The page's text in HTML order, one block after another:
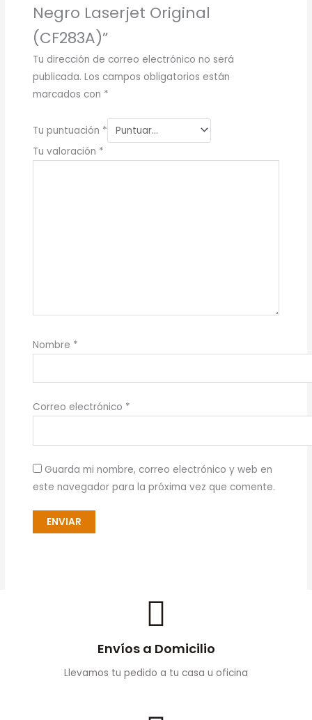
Negro Laserjet Original
(CF283A)”
Tu dirección de correo electrónico no será
publicada. Los campos obligatorios están
marcados con *
Tu puntuación *
Tu valoración *
Nombre *
Correo electrónico *
Guarda mi nombre, correo electrónico y web en
este navegador para la próxima vez que comente.
Envíos a Domicilio
Llevamos tu pedido a tu casa u oficina